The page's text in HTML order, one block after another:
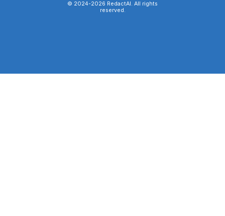
© 2024-2026 RedactAI. All rights
reserved.